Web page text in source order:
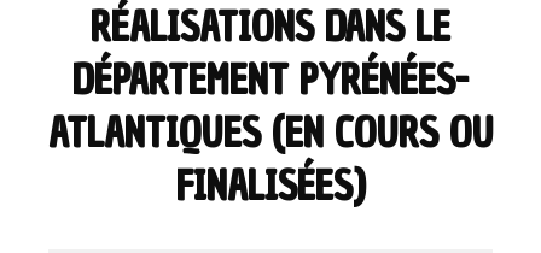
RÉALISATIONS DANS LE
DÉPARTEMENT PYRÉNÉES-
ATLANTIQUES (EN COURS OU
FINALISÉES)